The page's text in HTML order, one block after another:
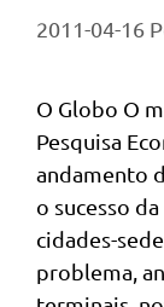
2011-04-16
O Globo O
Pesquisa
andamento
o sucesso
cidades-
problema,